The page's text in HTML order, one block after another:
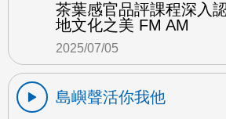
茶葉感官品評課程深入
地文化之美 FM AM
2025/07/05
島嶼聲活你我他